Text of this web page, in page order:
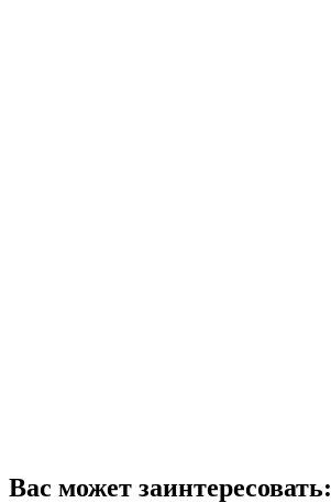
Вас может заинтересовать: